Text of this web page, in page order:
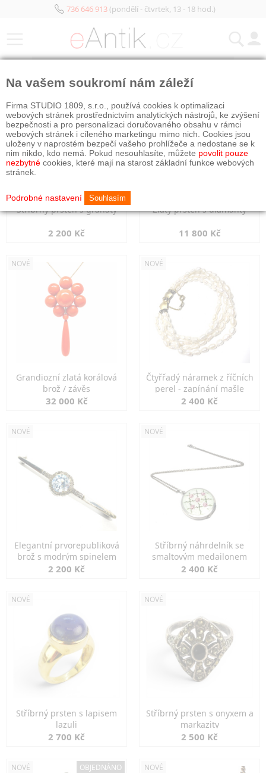
736 646 913(pondělí - čtvrtek, 13 - 18 hod.)
Stříbrný prsten s granáty
2 200 Kč
Zlatý prsten s diamanty
11 800 Kč
NOVÉ
Grandiozní zlatá korálová
brož / závěs
32 000 Kč
NOVÉ
Čtyřřadý náramek z říčních
perel - zapínání mašle
2 400 Kč
NOVÉ
Elegantní prvorepubliková
brož s modrým spinelem
2 200 Kč
NOVÉ
Stříbrný náhrdelník se
smaltovým medailonem
2 400 Kč
NOVÉ
Stříbrný prsten s lapisem
lazuli
2 700 Kč
NOVÉ
Stříbrný prsten s onyxem a
markazity
2 500 Kč
NOVÉ OBJEDNÁNO NOVÉ
Na vašem soukromí nám záleží
Firma STUDIO 1809, s.r.o., používá cookies k optimalizaci
webových stránek prostřednictvím analytických nástrojů, ke zvýšení
bezpečnosti a pro personalizaci doručovaného obsahu v rámci
webových stránek i cíleného marketingu mimo nich. Cookies jsou
uloženy v naprostém bezpečí vašeho prohlížeče a nedostane se k
nim nikdo, kdo nemá. Pokud nesouhlasíte, můžete povolit pouze
nezbytné cookies, které mají na starost základní funkce webových
stránek.
Podrobné nastavení Souhlasím